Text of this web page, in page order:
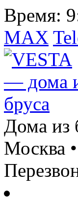
Время:
MAX
Дома из
Москва